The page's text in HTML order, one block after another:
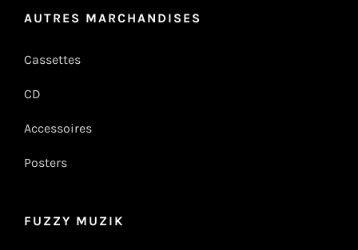
AUTRES MARCHANDISES
Cassettes
CD
Accessoires
Posters
FUZZY MUZIK